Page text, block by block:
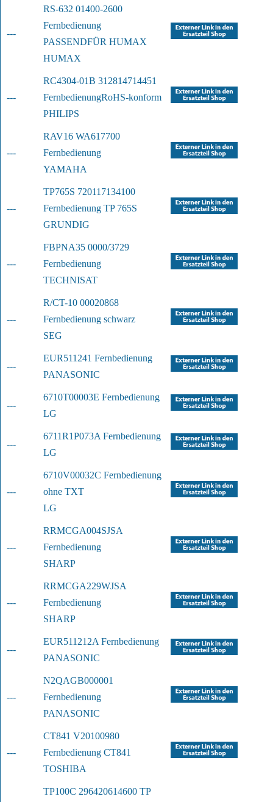
---
RS-632 01400-2600
Fernbedienung
PASSENDFÜR HUMAX
HUMAX
---
RC4304-01B 312814714451
FernbedienungRoHS-konform
PHILIPS
---
RAV16 WA617700
Fernbedienung
YAMAHA
---
TP765S 720117134100
Fernbedienung TP 765S
GRUNDIG
---
FBPNA35 0000/3729
Fernbedienung
TECHNISAT
---
R/CT-10 00020868
Fernbedienung schwarz
SEG
---
EUR511241 Fernbedienung
PANASONIC
---
6710T00003E Fernbedienung
LG
---
6711R1P073A Fernbedienung
LG
---
6710V00032C Fernbedienung
ohne TXT
LG
---
RRMCGA004SJSA
Fernbedienung
SHARP
---
RRMCGA229WJSA
Fernbedienung
SHARP
---
EUR511212A Fernbedienung
PANASONIC
---
N2QAGB000001
Fernbedienung
PANASONIC
---
CT841 V20100980
Fernbedienung CT841
TOSHIBA
TP100C 296420614600 TP